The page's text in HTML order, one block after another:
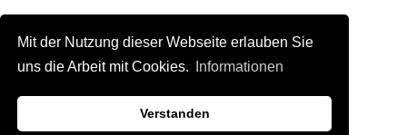
Mit der Nutzung dieser Webseite erlauben Sie
uns die Arbeit mit Cookies.
Informationen
Verstanden
Intelligenz für Fräsmaschinen